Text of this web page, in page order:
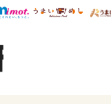
ぴあ総研 ディズニー
mimot. うま